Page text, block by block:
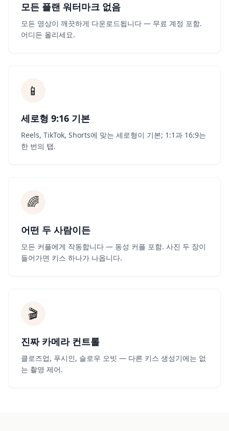
모든 플랜 워터마크 없음
모든 영상이 깨끗하게 다운로드됩니다 — 무료 계정 포함.
어디든 올리세요.
📱
세로형 9:16 기본
Reels, TikTok, Shorts에 맞는 세로형이 기본; 1:1과 16:9는
한 번의 탭.
🌈
어떤 두 사람이든
모든 커플에게 작동합니다 — 동성 커플 포함. 사진 두 장이
들어가면 키스 하나가 나옵니다.
🎬
진짜 카메라 컨트롤
클로즈업, 푸시인, 슬로우 오빗 — 다른 키스 생성기에는 없
는 촬영 제어.